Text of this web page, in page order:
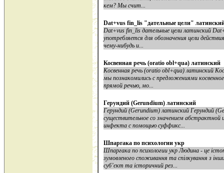
кем? Мы счит...
Dat+vus fin_lis "дательные цели"
Dat+vus fin_lis дательные цели латинский
употребляется для обозначения цели
чему-нибудь и...
Косвенная речь (oratio obl+qua) латинский
Косвенная речь (oratio obl+qua) латинский
мы познакомились с предложениями
прямой речью, мо...
Герундий (Gerundium) латинский
Герундий (Gerundium) латинский Герундий
существительное со значением абстрактной
инфекта с помощью суффикс...
Шпаргака по психологии укр
Шпаргака по психологии укр Людина - це
зумовленого споживання та спілкування з
суб’єкт та історичний рез...